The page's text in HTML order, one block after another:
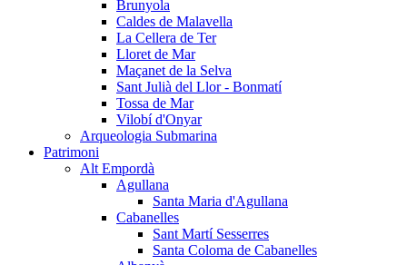
Brunyola
Caldes de Malavella
La Cellera de Ter
Lloret de Mar
Maçanet de la Selva
Sant Julià del Llor - Bonmatí
Tossa de Mar
Vilobí d'Onyar
Arqueologia Submarina
Patrimoni
Alt Empordà
Agullana
Santa Maria d'Agullana
Cabanelles
Sant Martí Sesserres
Santa Coloma de Cabanelles